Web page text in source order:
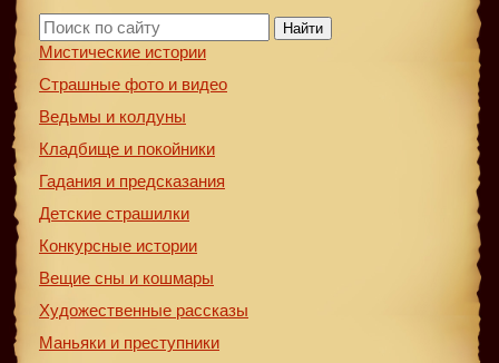
Найти
Мистические истории
Страшные фото и видео
Ведьмы и колдуны
Кладбище и покойники
Гадания и предсказания
Детские страшилки
Конкурсные истории
Вещие сны и кошмары
Художественные рассказы
Маньяки и преступники